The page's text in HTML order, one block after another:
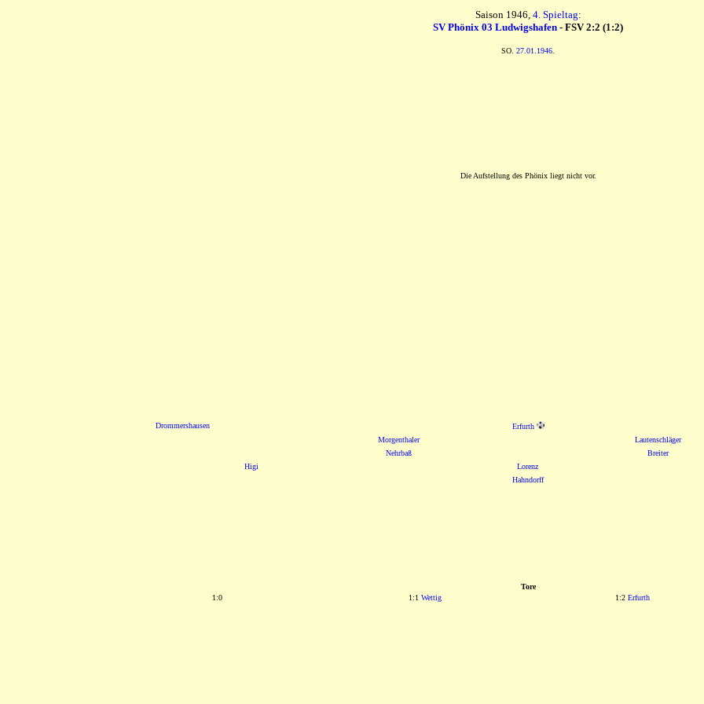
Saison 1946, 4. Spieltag:
SV Phönix 03 Ludwigshafen - FSV 2:2 (1:2)
SO. 27.01.1946
Die Aufstellung des Phönix liegt nicht vor.
Drommershausen Erfurth
Morgenthaler
Lautenschläger
Nehrbaß
Breiter
Higi
Lorenz
Hahndorff
Tore
1:0
1:1 Wettig 1:2 Erfurth